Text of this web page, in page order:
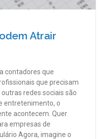
Atrair
contadores que
que precisam
redes sociais são
entretenimento, o
acontecem. Quer
empresas de
Agora, imagine o